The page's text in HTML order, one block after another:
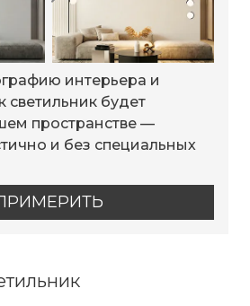
интерьера и
светильник будет
пространстве —
и без специальных